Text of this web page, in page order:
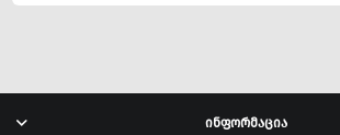
ინფორმაცია